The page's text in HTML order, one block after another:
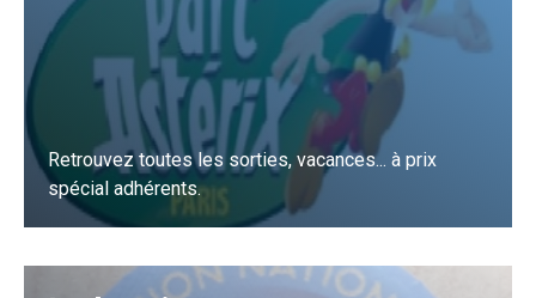
Retrouvez toutes les sorties, vacances... à prix
spécial adhérents.
J'y vais